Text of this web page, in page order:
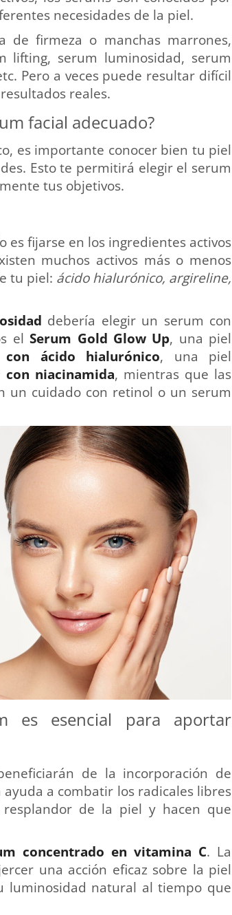
necesidades de la piel.
de firmeza o manchas marrones,
lifting, serum luminosidad, serum
Pero a veces puede resultar difícil
reales.
facial adecuado?
es importante conocer bien tu piel
Esto te permitirá elegir el serum
tus objetivos.
es fijarse en los ingredientes activos
muchos activos más o menos
tu piel: ácido hialurónico, argireline,
debería elegir un serum con
elSerum Gold Glow Up, una piel
con ácido hialurónico, una piel
con niacinamida, mientras que las
un cuidado con retinol o un serum
es esencial para aportar
de la incorporación de
a combatir los radicales libres
de la piel y hacen que
concentrado en vitamina C. La
una acción eficaz sobre la piel
natural al tiempo que